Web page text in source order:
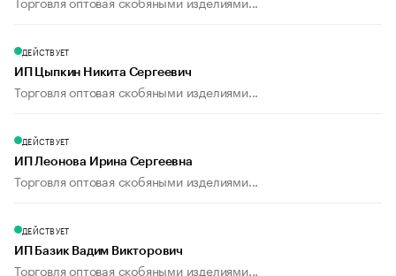
ДЕЙСТВУЕТ
ИП Цыпкин Никита Сергеевич
Торговля оптовая скобяными изделиями...
ДЕЙСТВУЕТ
ИП Леонова Ирина Сергеевна
Торговля оптовая скобяными изделиями...
ДЕЙСТВУЕТ
ИП Базик Вадим Викторович
Торговля оптовая скобяными изделиями...